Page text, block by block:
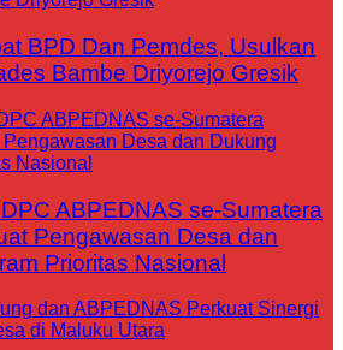
BPD Dan Pemdes, Usulkan
Bambe Driyorejo Gresik
ABPEDNAS se-Sumatera
Pengawasan Desa dan
Prioritas Nasional